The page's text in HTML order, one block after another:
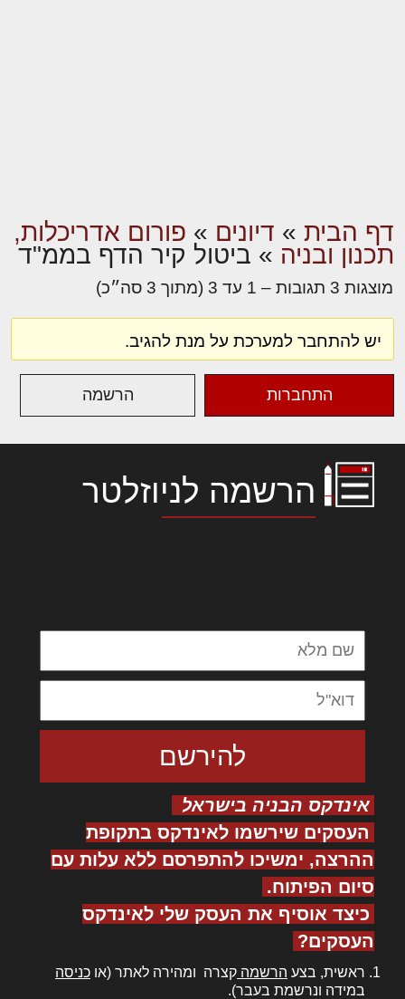
דף הבית » דיונים » פורום אדריכלות,
תכנון ובניה » ביטול קיר הדף בממ"ד
מוצגות 3 תגובות – 1 עד 3 (מתוך 3 סה״כ)
יש להתחבר למערכת על מנת להגיב.
התחברות הרשמה
הרשמה לניוזלטר
אינדקס הבניה בישראל
העסקים שירשמו לאינדקס בתקופת
ההרצה, ימשיכו להתפרסם ללא עלות עם
סיום הפיתוח.
כיצד אוסיף את העסק שלי לאינדקס
העסקים?
ראשית, בצע הרשמה קצרה ומהירה לאתר (או כניסה
במידה ונרשמת בעבר).